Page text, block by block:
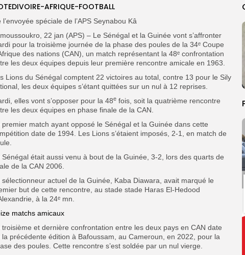
AFRIQUE-FOOTBALL
l’envoyée spéciale de l’APS Seynabou Kâ
22 jan (APS) – Le Sénégal et la Guinée vont s’affronter
pour la troisième journée de la phase des poules de la 34ᵉ Coupe
des nations (CAN), un match représentant la 48ᵉ confrontation
les deux équipes depuis leur première rencontre amicale en 1963.
Lions du Sénégal comptent 22 victoires au total, contre 13 pour le Sily
les deux équipes s’étant quittées sur un nul à 12 reprises.
elles vont s’opposer pour la 48e fois, soit la quatrième rencontre
les deux équipes en phase finale de la CAN.
premier match ayant opposé le Sénégal et la Guinée dans cette
date de 1994. Les Lions s’étaient imposés, 2-1, en match de
Sénégal était aussi venu à bout de la Guinée, 3-2, lors des quarts de
de la CAN 2006.
sélectionneur actuel de la Guinée, Kaba Diawara, avait marqué le
but de cette rencontre, au stade stade Haras El-Hedood
à la 24ᵉ mn.
matchs amicaux
troisième et dernière confrontation entre les deux pays en CAN date
la précédente édition à Bafoussam, au Cameroun, en 2022, pour la
des poules. Cette rencontre s’est soldée par un nul vierge.